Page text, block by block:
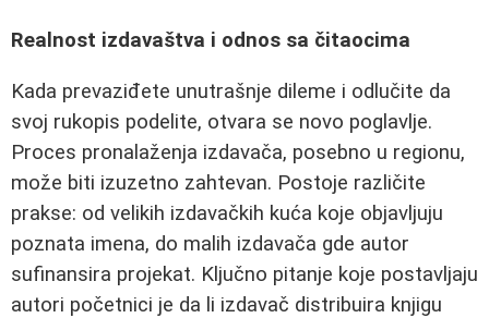
Realnost izdavaštva i odnos sa čitaocima
Kada prevaziđete unutrašnje dileme i odlučite da
svoj rukopis podelite, otvara se novo poglavlje.
Proces pronalaženja izdavača, posebno u regionu,
može biti izuzetno zahtevan. Postoje različite
prakse: od velikih izdavačkih kuća koje objavljuju
poznata imena, do malih izdavača gde autor
sufinansira projekat. Ključno pitanje koje postavljaju
autori početnici je da li izdavač distribuira knjigu